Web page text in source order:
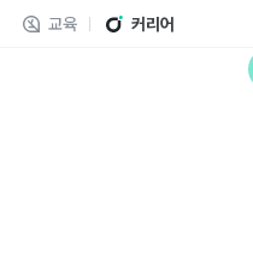
교육 커리어